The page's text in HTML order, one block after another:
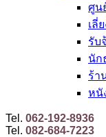
ศูน
เลี่
รับ
นัก
ร้า
หนั
Tel. 062-192-8936
Tel. 082-684-7223